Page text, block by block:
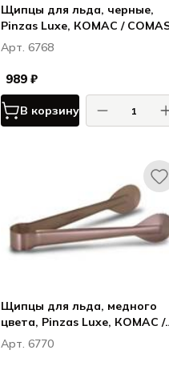
Щипцы для льда, черные,
Pinzas Luxe, КОМАС /
Арт. 6768
989 ₽
В корзину
Щипцы для льда, медного
цвета, Pinzas Luxe, КОМАС /
COMAS
Арт. 6770